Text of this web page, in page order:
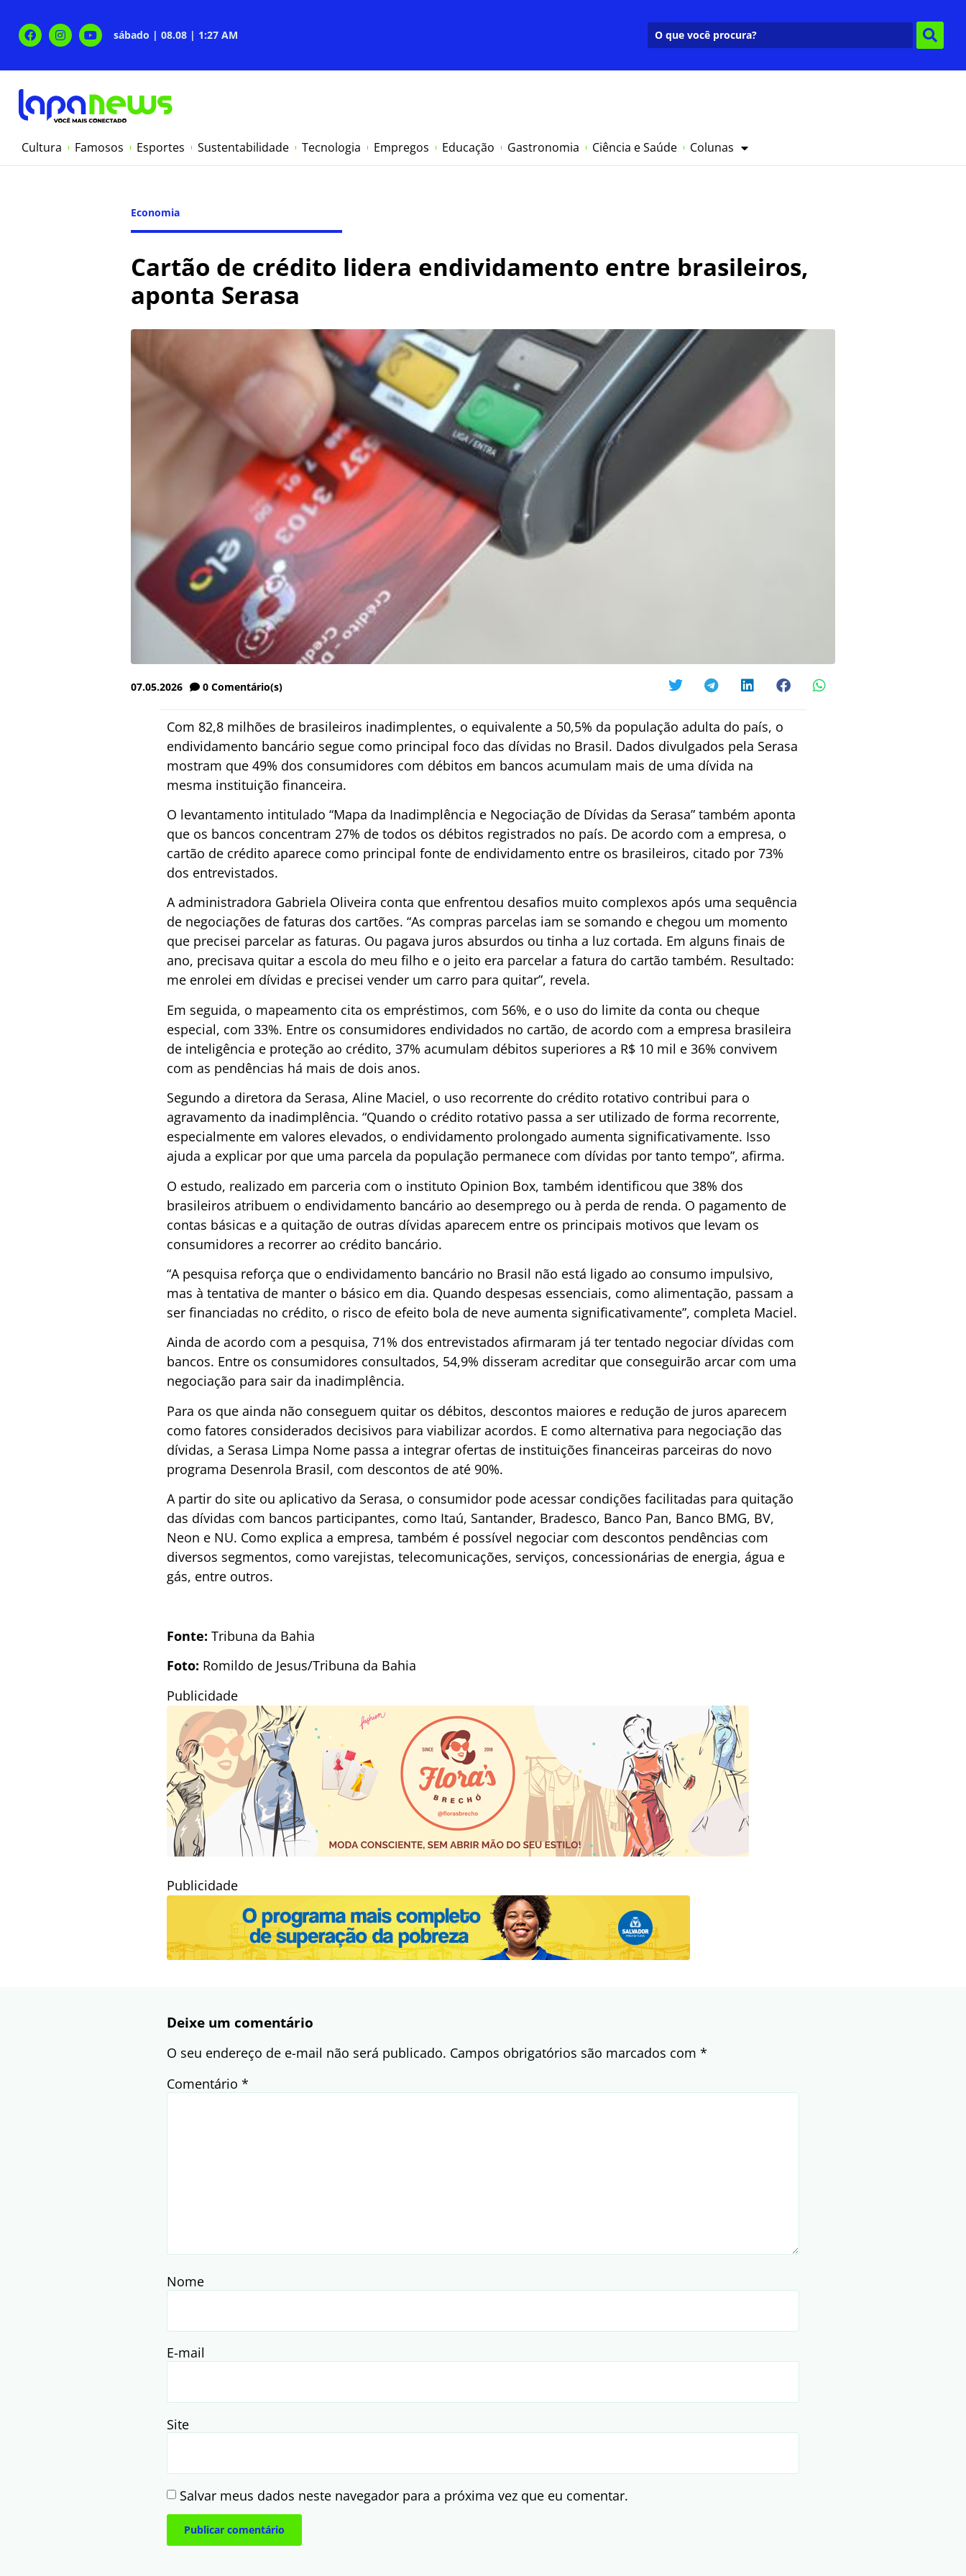
sábado | 08.08 | 1:27 AM
Cultura Famosos Esportes Sustentabilidade Tecnologia Empregos Educação Gastronomia Ciência e Saúde Colunas
Economia
Cartão de crédito lidera endividamento entre brasileiros,
aponta Serasa
07.05.2026 0 Comentário(s)
Com 82,8 milhões de brasileiros inadimplentes, o equivalente a 50,5% da população adulta do país, o
endividamento bancário segue como principal foco das dívidas no Brasil. Dados divulgados pela Serasa
mostram que 49% dos consumidores com débitos em bancos acumulam mais de uma dívida na
mesma instituição financeira.
O levantamento intitulado “Mapa da Inadimplência e Negociação de Dívidas da Serasa” também aponta
que os bancos concentram 27% de todos os débitos registrados no país. De acordo com a empresa, o
cartão de crédito aparece como principal fonte de endividamento entre os brasileiros, citado por 73%
dos entrevistados.
A administradora Gabriela Oliveira conta que enfrentou desafios muito complexos após uma sequência
de negociações de faturas dos cartões. “As compras parcelas iam se somando e chegou um momento
que precisei parcelar as faturas. Ou pagava juros absurdos ou tinha a luz cortada. Em alguns finais de
ano, precisava quitar a escola do meu filho e o jeito era parcelar a fatura do cartão também. Resultado:
me enrolei em dívidas e precisei vender um carro para quitar”, revela.
Em seguida, o mapeamento cita os empréstimos, com 56%, e o uso do limite da conta ou cheque
especial, com 33%. Entre os consumidores endividados no cartão, de acordo com a empresa brasileira
de inteligência e proteção ao crédito, 37% acumulam débitos superiores a R$ 10 mil e 36% convivem
com as pendências há mais de dois anos.
Segundo a diretora da Serasa, Aline Maciel, o uso recorrente do crédito rotativo contribui para o
agravamento da inadimplência. “Quando o crédito rotativo passa a ser utilizado de forma recorrente,
especialmente em valores elevados, o endividamento prolongado aumenta significativamente. Isso
ajuda a explicar por que uma parcela da população permanece com dívidas por tanto tempo”, afirma.
O estudo, realizado em parceria com o instituto Opinion Box, também identificou que 38% dos
brasileiros atribuem o endividamento bancário ao desemprego ou à perda de renda. O pagamento de
contas básicas e a quitação de outras dívidas aparecem entre os principais motivos que levam os
consumidores a recorrer ao crédito bancário.
“A pesquisa reforça que o endividamento bancário no Brasil não está ligado ao consumo impulsivo,
mas à tentativa de manter o básico em dia. Quando despesas essenciais, como alimentação, passam a
ser financiadas no crédito, o risco de efeito bola de neve aumenta significativamente”, completa Maciel.
Ainda de acordo com a pesquisa, 71% dos entrevistados afirmaram já ter tentado negociar dívidas com
bancos. Entre os consumidores consultados, 54,9% disseram acreditar que conseguirão arcar com uma
negociação para sair da inadimplência.
Para os que ainda não conseguem quitar os débitos, descontos maiores e redução de juros aparecem
como fatores considerados decisivos para viabilizar acordos. E como alternativa para negociação das
dívidas, a Serasa Limpa Nome passa a integrar ofertas de instituições financeiras parceiras do novo
programa Desenrola Brasil, com descontos de até 90%.
A partir do site ou aplicativo da Serasa, o consumidor pode acessar condições facilitadas para quitação
das dívidas com bancos participantes, como Itaú, Santander, Bradesco, Banco Pan, Banco BMG, BV,
Neon e NU. Como explica a empresa, também é possível negociar com descontos pendências com
diversos segmentos, como varejistas, telecomunicações, serviços, concessionárias de energia, água e
gás, entre outros.
Fonte: Tribuna da Bahia
Foto: Romildo de Jesus/Tribuna da Bahia
Publicidade
Publicidade
Deixe um comentário
O seu endereço de e-mail não será publicado. Campos obrigatórios são marcados com *
Comentário *
Nome
E-mail
Site
Salvar meus dados neste navegador para a próxima vez que eu comentar.